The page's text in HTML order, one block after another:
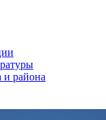
и района